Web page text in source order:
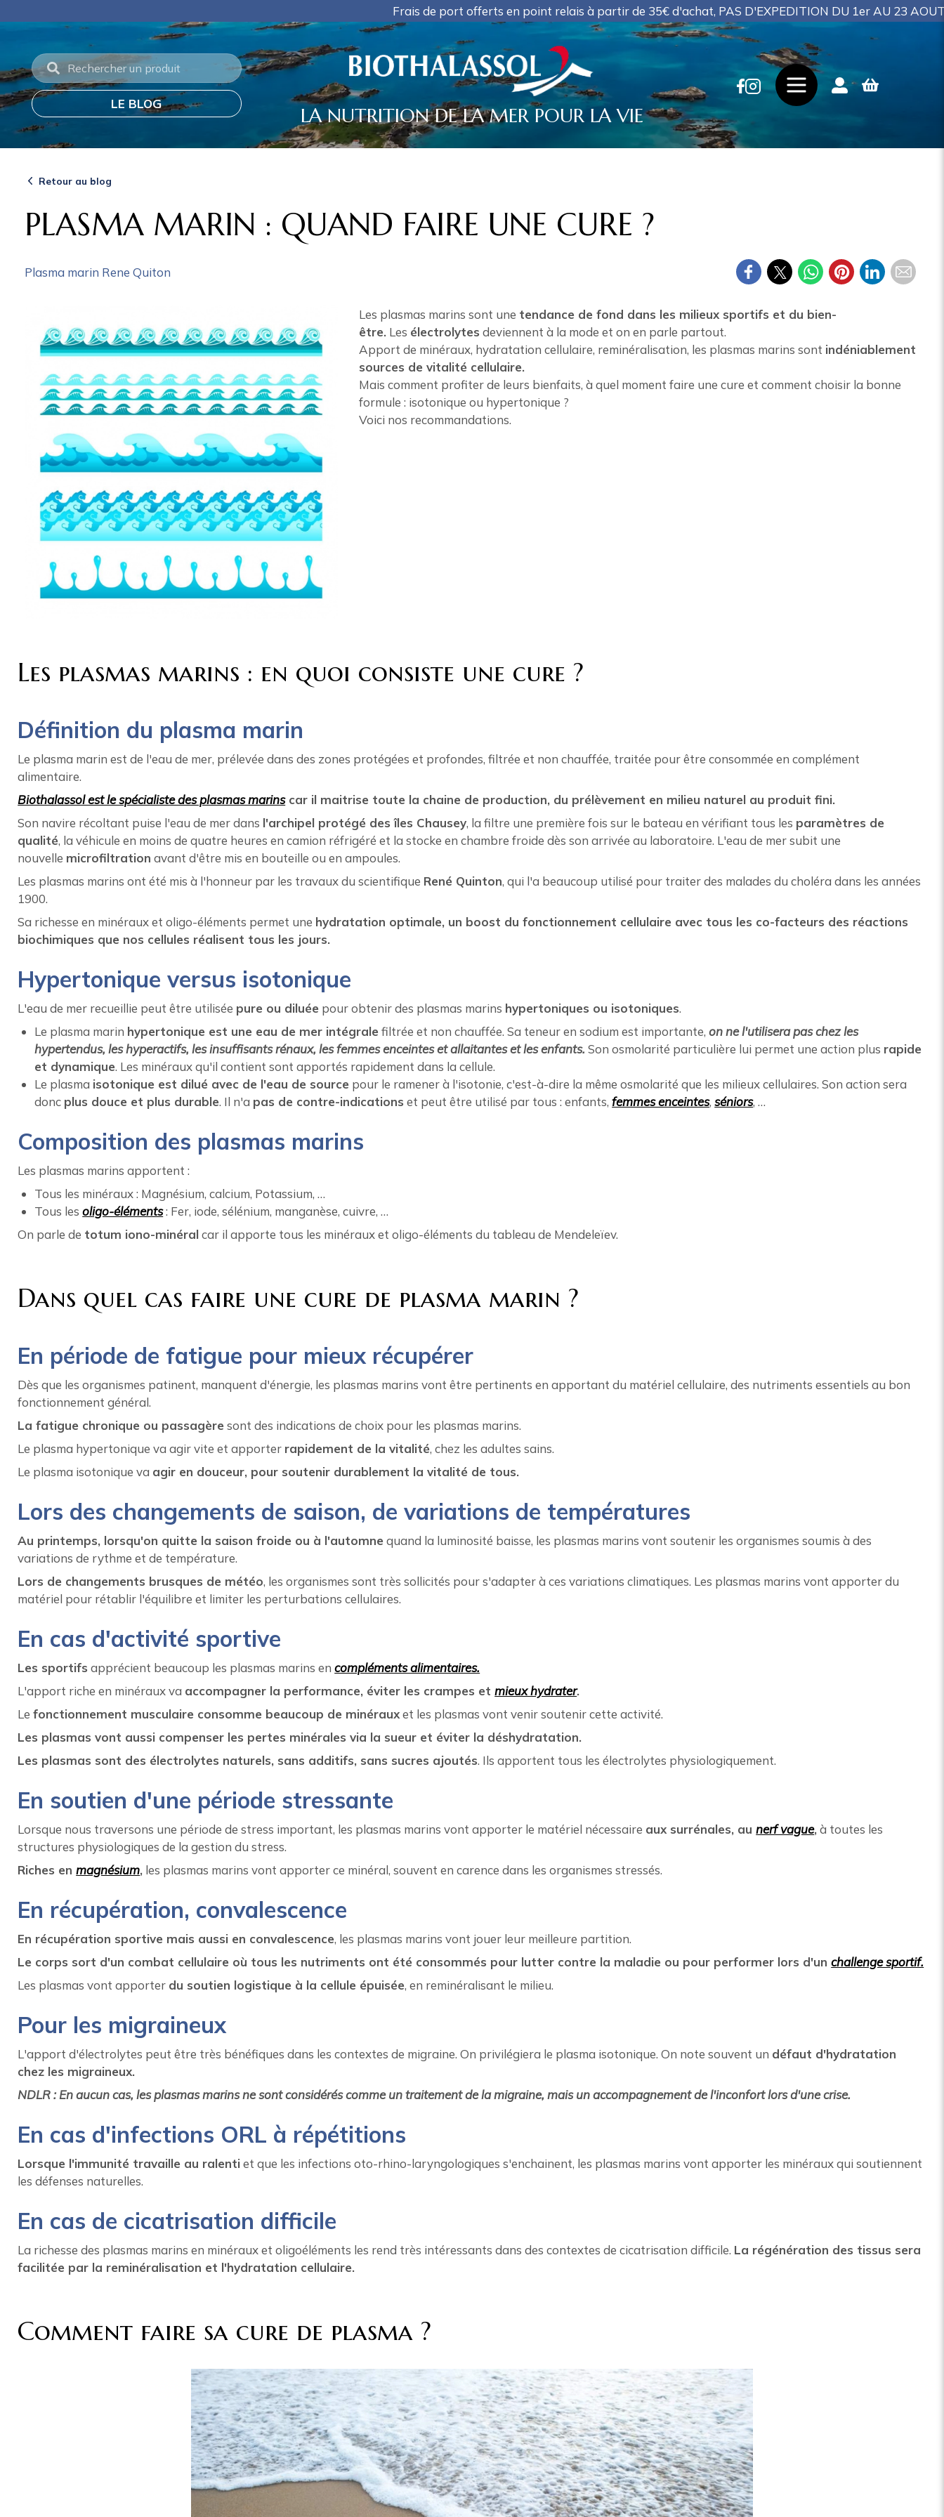
Frais de port offerts en point relais à partir de 35€ d'achat, PAS D'EXPEDITION DU 1er AU 23 AOUT
LE BLOG
LA NUTRITION DE LA MER POUR LA VIE
Retour au blog
PLASMA MARIN : QUAND FAIRE UNE CURE ?
Plasma marin Rene Quiton
Les plasmas marins sont une tendance de fond dans les milieux sportifs et du bien-
être.Les électrolytes deviennent à la mode et on en parle partout.
Apport de minéraux, hydratation cellulaire, reminéralisation, les plasmas marins sont indéniablement
sources de vitalité cellulaire.
Mais comment profiter de leurs bienfaits, à quel moment faire une cure et comment choisir la bonne
formule : isotonique ou hypertonique ?
Voici nos recommandations.
Les plasmas marins : en quoi consiste une cure ?
Définition du plasma marin
Le plasma marin est de l'eau de mer, prélevée dans des zones protégées et profondes, filtrée et non chauffée, traitée pour être consommée en complément
alimentaire.
Biothalassol est le spécialiste des plasmas marinscar il maitrise toute la chaine de production, du prélèvement en milieu naturel au produit fini.
Son navire récoltant puise l'eau de mer dans l'archipel protégé des îles Chausey, la filtre une première fois sur le bateau en vérifiant tous les paramètres de
qualité, la véhicule en moins de quatre heures en camion réfrigéré et la stocke en chambre froide dès son arrivée au laboratoire. L'eau de mer subit une
nouvelle microfiltration avant d'être mis en bouteille ou en ampoules.
Les plasmas marins ont été mis à l'honneur par les travaux du scientifique René Quinton, qui l'a beaucoup utilisé pour traiter des malades du choléra dans les années
1900.
Sa richesse en minéraux et oligo-éléments permet une hydratation optimale, un boost du fonctionnement cellulaire avec tous les co-facteurs des réactions
biochimiques que nos cellules réalisent tous les jours.
Hypertonique versus isotonique
L'eau de mer recueillie peut être utilisée pure ou diluée pour obtenir des plasmas marins hypertoniques ou isotoniques.
Le plasma marin hypertonique est une eau de mer intégrale filtrée et non chauffée. Sa teneur en sodium est importante,on ne l'utilisera pas chez les
hypertendus, les hyperactifs, les insuffisants rénaux, les femmes enceintes et allaitantes et les enfants. Son osmolarité particulière lui permet une action plus rapide
et dynamique. Les minéraux qu'il contient sont apportés rapidement dans la cellule.
Le plasma isotonique est dilué avec de l'eau de source pour le ramener à l'isotonie, c'est-à-dire la même osmolarité que les milieux cellulaires. Son action sera
donc plus douce et plus durable. Il n'a pas de contre-indications et peut être utilisé par tous : enfants,femmes enceintes,séniors, …
Composition des plasmas marins
Les plasmas marins apportent :
Tous les minéraux : Magnésium, calcium, Potassium, …
Tous lesoligo-éléments: Fer, iode, sélénium, manganèse, cuivre, …
On parle de totum iono-minéralcar il apporte tous les minéraux et oligo-éléments du tableau de Mendeleïev.
Dans quel cas faire une cure de plasma marin ?
En période de fatigue pour mieux récupérer
Dès que les organismes patinent, manquent d'énergie, les plasmas marins vont être pertinents en apportant du matériel cellulaire, des nutriments essentiels au bon
fonctionnement général.
La fatigue chronique ou passagère sont des indications de choix pour les plasmas marins.
Le plasma hypertonique va agir vite et apporter rapidement de la vitalité, chez les adultes sains.
Le plasma isotonique va agir en douceur, pour soutenir durablement la vitalité de tous.
Lors des changements de saison, de variations de températures
Au printemps, lorsqu'on quitte la saison froide ou à l'automne quand la luminosité baisse, les plasmas marins vont soutenir les organismes soumis à des
variations de rythme et de température.
Lors de changements brusques de météo, les organismes sont très sollicités pour s'adapter à ces variations climatiques. Les plasmas marins vont apporter du
matériel pour rétablir l'équilibre et limiter les perturbations cellulaires.
En cas d'activité sportive
Les sportifs apprécient beaucoup les plasmas marins encompléments alimentaires.
L'apport riche en minéraux va accompagner la performance, éviter les crampes etmieux hydrater.
Lefonctionnement musculaire consomme beaucoup de minérauxet les plasmas vont venir soutenir cette activité.
Les plasmas vont aussi compenser les pertes minérales via la sueur et éviter la déshydratation.
Les plasmas sont des électrolytes naturels, sans additifs, sans sucres ajoutés. Ils apportent tous les électrolytes physiologiquement.
En soutien d'une période stressante
Lorsque nous traversons une période de stress important, les plasmas marins vont apporter le matériel nécessaire aux surrénales, aunerf vague,à toutes les
structures physiologiques de la gestion du stress.
Riches enmagnésium, les plasmas marins vont apporter ce minéral, souvent en carence dans les organismes stressés.
En récupération, convalescence
En récupération sportive mais aussi en convalescence, les plasmas marins vont jouer leur meilleure partition.
Le corps sort d'un combat cellulaire où tous les nutriments ont été consommés pour lutter contre la maladie ou pour performer lors d'unchallenge sportif.
Les plasmas vont apporter du soutien logistique à la cellule épuisée, en reminéralisant le milieu.
Pour les migraineux
L'apport d'électrolytes peut être très bénéfiques dans les contextes de migraine. On privilégiera le plasma isotonique. On note souvent un défaut d'hydratation
chez les migraineux.
NDLR : En aucun cas, les plasmas marins ne sont considérés comme un traitement de la migraine, mais un accompagnement de l'inconfort lors d'une crise.
En cas d'infections ORL à répétitions
Lorsque l'immunité travaille au ralentiet que les infections oto-rhino-laryngologiques s'enchainent, les plasmas marins vont apporter les minéraux qui soutiennent
les défenses naturelles.
En cas de cicatrisation difficile
La richesse des plasmas marins en minéraux et oligoéléments les rend très intéressants dans des contextes de cicatrisation difficile. La régénération des tissus sera
facilitée par la reminéralisation et l'hydratation cellulaire.
Comment faire sa cure de plasma ?